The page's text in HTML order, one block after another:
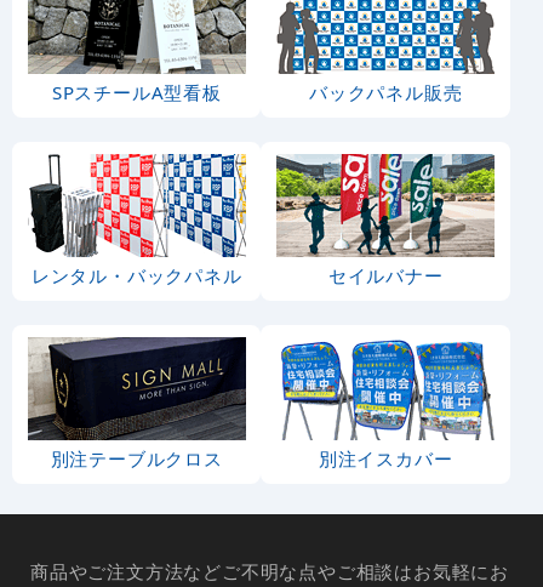
SPスチールA型看板 バックパネル販売
レンタル・バックパネル セイルバナー
別注テーブルクロス 別注イスカバー
商品やご注文方法などご不明な点やご相談はお気軽にお